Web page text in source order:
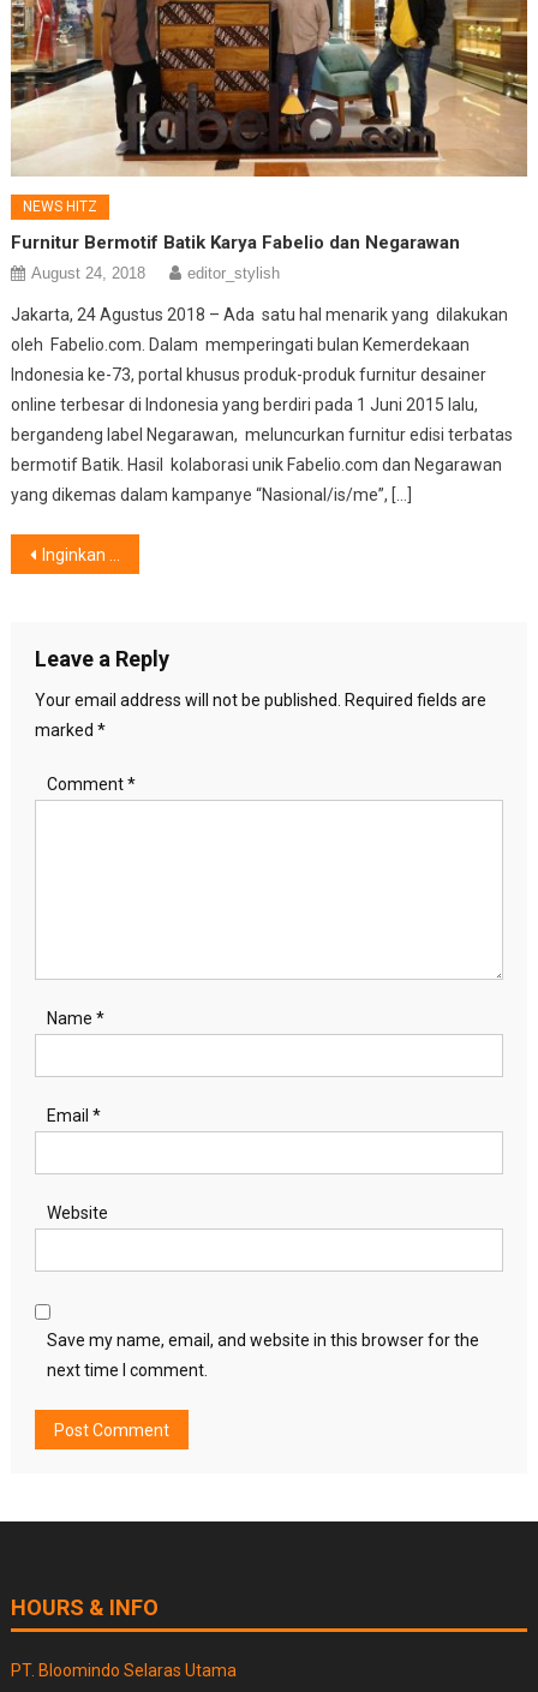
NEWS HITZ
Furnitur Bermotif Batik Karya Fabelio dan Negarawan
August 24, 2018 editor_stylish
Jakarta, 24 Agustus 2018 – Ada satu hal menarik yang dilakukan
oleh Fabelio.com. Dalam memperingati bulan Kemerdekaan
Indonesia ke-73, portal khusus produk-produk furnitur desainer
online terbesar di Indonesia yang berdiri pada 1 Juni 2015 lalu,
bergandeng label Negarawan, meluncurkan furnitur edisi terbatas
bermotif Batik. Hasil kolaborasi unik Fabelio.com dan Negarawan
yang dikemas dalam kampanye “Nasional/is/me”, […]
Post
Inginkan Rumah Nyaman, Bening dan Sehat ?Hadirkan 3 Perangkat Pilihan
Leave a Reply
Your email address will not be published.
Required fields are
marked *
Comment*
Name *
Email *
Website
Save my name, email, and website in this browser for the
next time I comment.
HOURS & INFO
PT. Bloomindo Selaras Utama